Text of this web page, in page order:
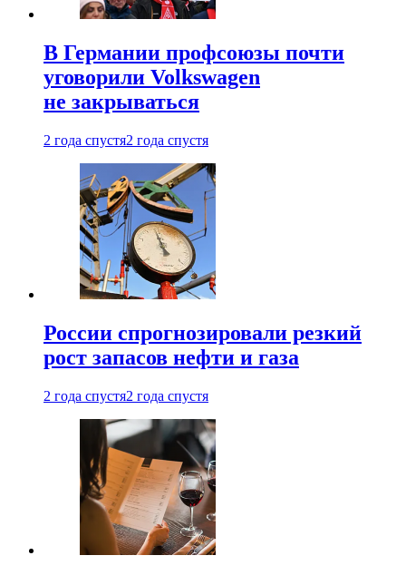
В Германии профсоюзы почти
уговорили Volkswagen
не закрываться
2 года спустя2 года спустя
России спрогнозировали резкий
рост запасов нефти и газа
2 года спустя2 года спустя